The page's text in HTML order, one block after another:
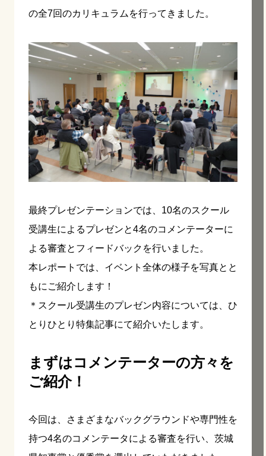
の全7回のカリキュラムを行ってきました。
最終プレゼンテーションでは、10名のスクール
受講生によるプレゼンと4名のコメンテーターに
よる審査とフィードバックを行いました。
本レポートでは、イベント全体の様子を写真とと
もにご紹介します！
＊スクール受講生のプレゼン内容については、ひ
とりひとり特集記事にて紹介いたします。
まずはコメンテーターの方々を
ご紹介！
今回は、さまざまなバックグラウンドや専門性を
持つ4名のコメンテータによる審査を行い、茨城